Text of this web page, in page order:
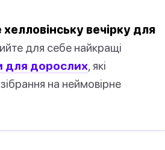
вечірку для
для себе найкращі
для дорослих, які
на неймовірне